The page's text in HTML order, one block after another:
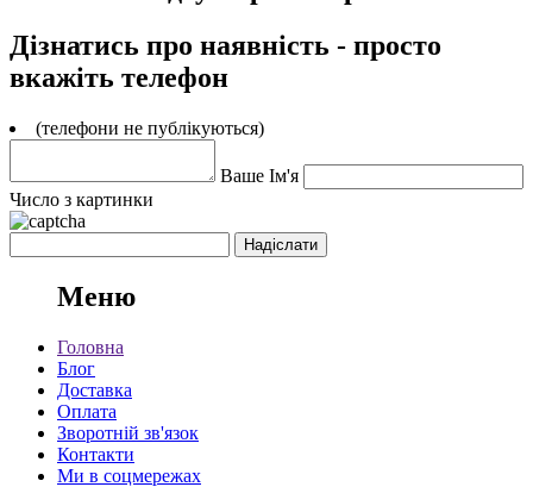
Дізнатись про наявність - просто
вкажіть телефон
(телефони не публікуються)
Ваше Ім'я
Число з картинки
Меню
Головна
Блог
Доставка
Оплата
Зворотній зв'язок
Контакти
Ми в соцмережах